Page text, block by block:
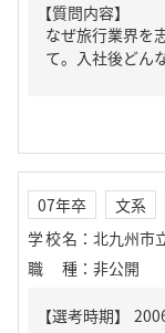
【質問内容】
なぜ旅行業界を
て。入社後どん
07年卒 文系
学校名 ： 北九州市
職種 ： 非公開